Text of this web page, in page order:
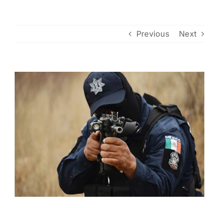
Previous Next
View